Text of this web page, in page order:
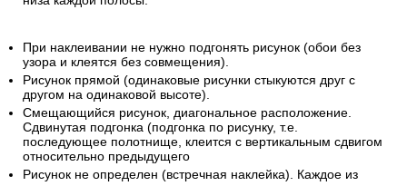
Для расчетов используйте значения высоты потолка и
периметр стен помещения. Для удобства можно сразу
нарезать все полотнища для помещения, предварительно
посчитав высоту каждой полосы. Обрезки полос могут
пригодиться для резерва. Чтобы порядок полос не
перепутался – пронумеруйте их, сделав отметки верха и
низа каждой полосы.